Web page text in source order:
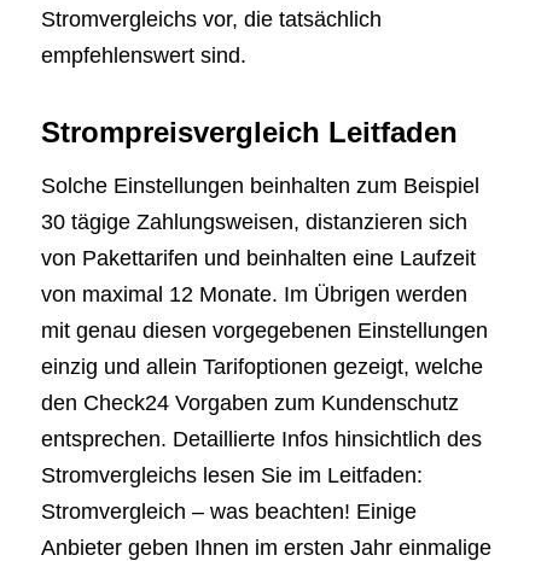
Stromvergleichs vor, die tatsächlich
empfehlenswert sind.
Strompreisvergleich Leitfaden
Solche Einstellungen beinhalten zum Beispiel
30 tägige Zahlungsweisen, distanzieren sich
von Pakettarifen und beinhalten eine Laufzeit
von maximal 12 Monate. Im Übrigen werden
mit genau diesen vorgegebenen Einstellungen
einzig und allein Tarifoptionen gezeigt, welche
den Check24 Vorgaben zum Kundenschutz
entsprechen. Detaillierte Infos hinsichtlich des
Stromvergleichs lesen Sie im Leitfaden:
Stromvergleich – was beachten! Einige
Anbieter geben Ihnen im ersten Jahr einmalige